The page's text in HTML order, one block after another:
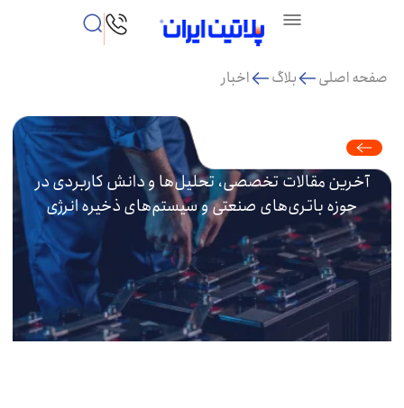
صفحه اصلی بلاگ اخبار
آخرین مقالات تخصصی، تحلیل‌ها و دانش کاربردی در
حوزه باتری‌های صنعتی و سیستم‌های ذخیره انرژی